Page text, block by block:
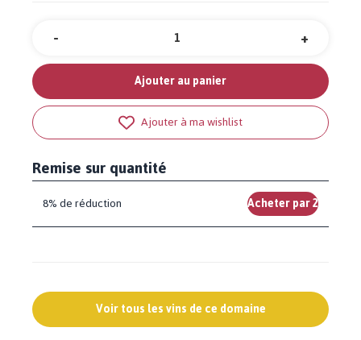
Quantité +
-
Ajouter au panier
Ajouter à ma wishlist
Remise sur quantité
8% de réduction Acheter par 2
Voir tous les vins de ce domaine